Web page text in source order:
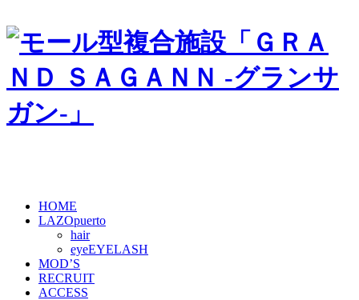
HOME
LAZOpuerto
hair
eye
MOD’S
RECRUIT
ACCESS